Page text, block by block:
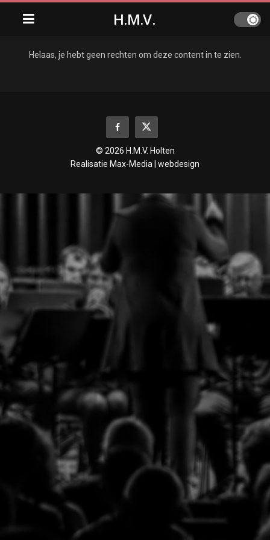
H.M.V.
Helaas, je hebt geen rechten om deze content in te zien.
© 2026 H.M.V. Holten
Realisatie Max-Media | webdesign